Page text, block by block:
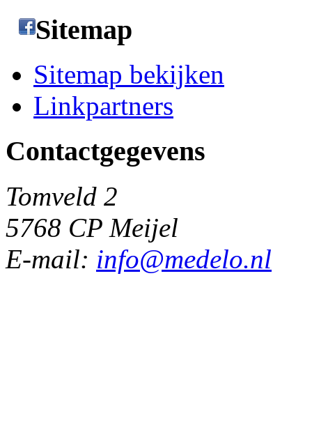
Sitemap
Sitemap bekijken
Linkpartners
Contactgegevens
Tomveld 2
5768 CP Meijel
E-mail: info@medelo.nl